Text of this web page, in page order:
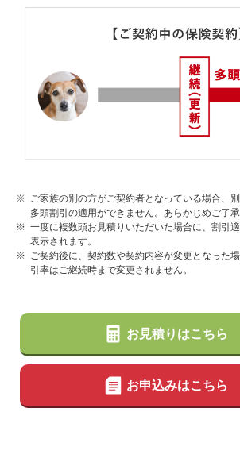
※ ご家族の別の方がご契約者となっている場合、
多頭割引の適用ができません。あらかじめご了承
※ 一度に複数頭お見積りいただいた場合に、割引
表示されます。
※ ご契約後に、契約数や契約内容が変更となった
引率はご継続時まで変更されません。
お見積りはこちら
お申込みはこちら